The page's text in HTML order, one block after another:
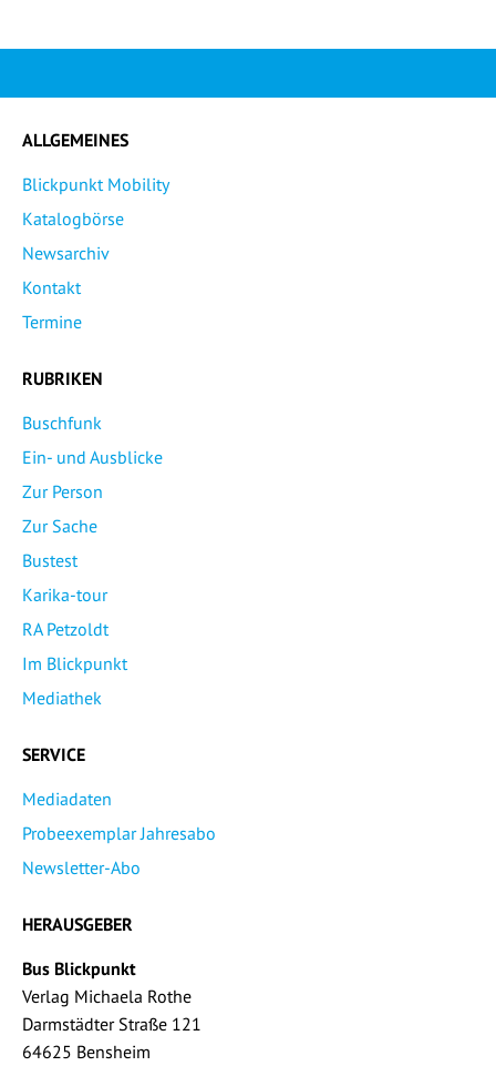
ALLGEMEINES
Blickpunkt Mobility
Katalogbörse
Newsarchiv
Kontakt
Termine
RUBRIKEN
Buschfunk
Ein- und Ausblicke
Zur Person
Zur Sache
Bustest
Karika-tour
RA Petzoldt
Im Blickpunkt
Mediathek
SERVICE
Mediadaten
Probeexemplar Jahresabo
Newsletter-Abo
HERAUSGEBER
Bus Blickpunkt
Verlag Michaela Rothe
Darmstädter Straße 121
64625 Bensheim